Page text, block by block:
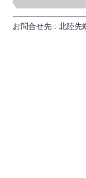
お問合せ先 : 北陸